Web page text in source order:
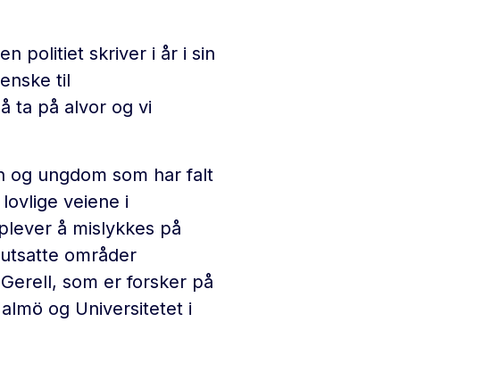
politiet skriver i år i sin
til
ta på alvor og vi
ungdom som har falt
veiene i
å mislykkes på
områder
som er forsker på
og Universitetet i